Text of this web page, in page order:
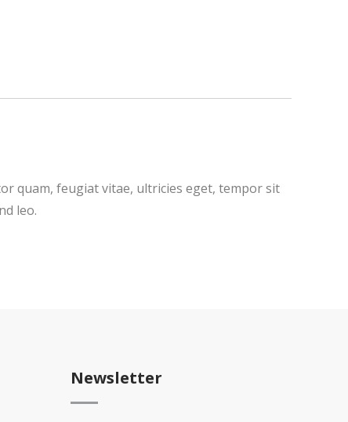
quam, feugiat vitae, ultricies eget, tempor sit
leo.
Newsletter